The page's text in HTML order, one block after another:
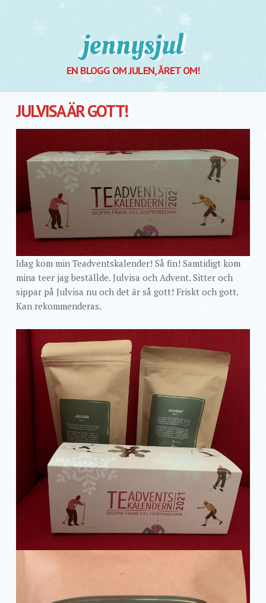
Jennysjul
EN BLOGG OM JULEN, ÅRET OM!
JULVISA ÄR GOTT!
Idag kom min Teadventskalender! Så fin! Samtidigt kom
mina teer jag beställde. Julvisa och Advent. Sitter och
sippar på Julvisa nu och det är så gott! Friskt och gott.
Kan rekommenderas.